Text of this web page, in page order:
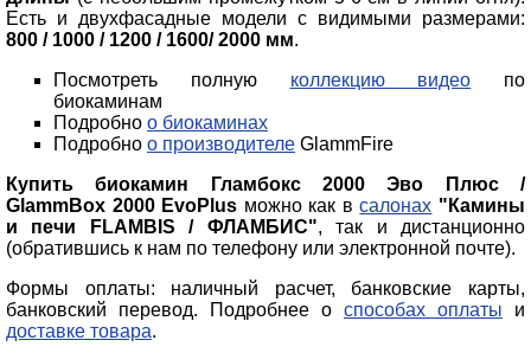
Есть и двухфасадные модели с видимыми размерами:
800 / 1000 / 1200 / 1600/ 2000 мм.
Посмотреть полную коллекцию видео по
биокаминам
Подробно о биокаминах
Подробно о производителе GlammFire
Купить биокамин Гламбокс 2000 Эво Плюс /
GlammBox 2000 EvoPlus можно как всалонах "Камины
и печи FLAMBIS / ФЛАМБИС", так и дистанционно
(обратившись к нам по телефону или электронной почте).
Формы оплаты: наличный расчет, банковские карты,
банковский перевод. Подробнее о способах оплаты и
доставке товара.